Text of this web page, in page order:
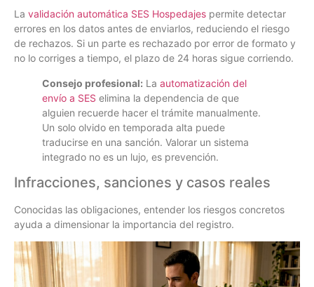
La validación automática SES Hospedajes permite detectar
errores en los datos antes de enviarlos, reduciendo el riesgo
de rechazos. Si un parte es rechazado por error de formato y
no lo corriges a tiempo, el plazo de 24 horas sigue corriendo.
Consejo profesional: La automatización del
envío a SES elimina la dependencia de que
alguien recuerde hacer el trámite manualmente.
Un solo olvido en temporada alta puede
traducirse en una sanción. Valorar un sistema
integrado no es un lujo, es prevención.
Infracciones, sanciones y casos reales
Conocidas las obligaciones, entender los riesgos concretos
ayuda a dimensionar la importancia del registro.